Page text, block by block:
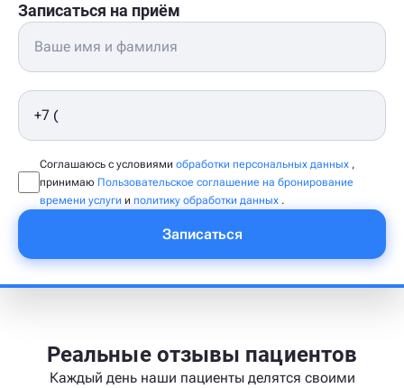
Записаться на приём
Соглашаюсь с условиями обработки персональных данных ,
принимаю Пользовательское соглашение на бронирование
времени услуги и политику обработки данных .
Записаться
Реальные отзывы пациентов
Каждый день наши пациенты делятся своими